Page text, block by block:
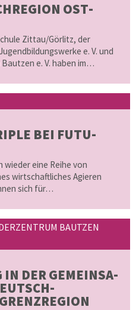
OST­
Zittau/Görlitz, der
e. V. und
e. V. haben im…
BEI FU­TU­
wieder eine Reihe von
wirtschaftliches Agieren
sich für…
BAUTZEN
DER GE­MEIN­SA­